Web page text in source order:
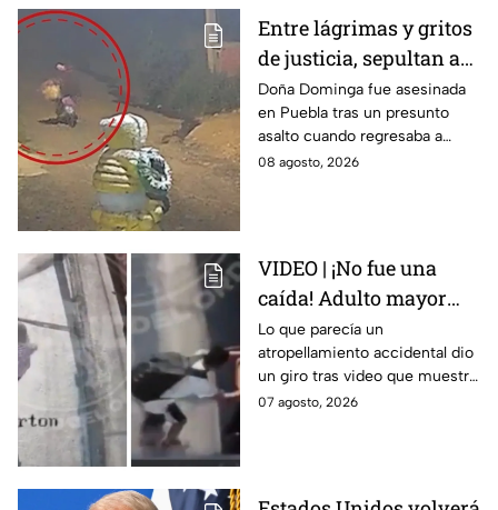
Entre lágrimas y gritos
de justicia, sepultan a
doña Dominga, la
abuelita asesinada tras
asalto en Amozoc,
Puebla
Doña Dominga fue asesinada
en Puebla tras un presunto
asalto cuando regresaba a
casa; familiares y amigos la
08 agosto, 2026
VIDEO | ¡No fue una
caída! Adulto mayor
muere atropellado por
tráiler; joven lo empujó
en Monterrey
Lo que parecía un
atropellamiento accidental dio
un giro tras video que muestra
cómo un joven empujó a
07 agosto, 2026